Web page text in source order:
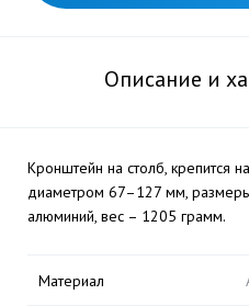
Описание и
Кронштейн на столб, крепится
диаметром 67–127 мм,
алюминий, вес – 1205 грамм.
Материал